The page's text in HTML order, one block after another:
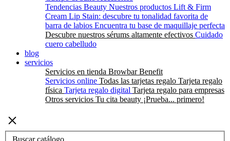
Tendencias Beauty Nuestros productos Lift & Firm
Cream Lip Stain: descubre tu tonalidad favorita de
barra de labios Encuentra tu base de maquillaje perfecta
Descubre nuestros sérums altamente efectivos Cuidado
cuero cabelludo
blog
servicios
Servicios en tienda Browbar Benefit
Servicios online Todas las tarjetas regalo Tarjeta regalo
física Tarjeta regalo digital Tarjeta regalo para empresas
Otros servicios Tu cita beauty ¡Prueba... primero!
Buscar catálogo